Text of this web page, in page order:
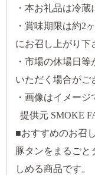
・本お礼品は冷蔵
・賞味期限は約2
にお召し上がり下
・市場の休場日
いただく場合がご
・画像はイメージ
提供元 SMOKE
■おすすめのお召
豚タンをまるごと
しめる商品です。